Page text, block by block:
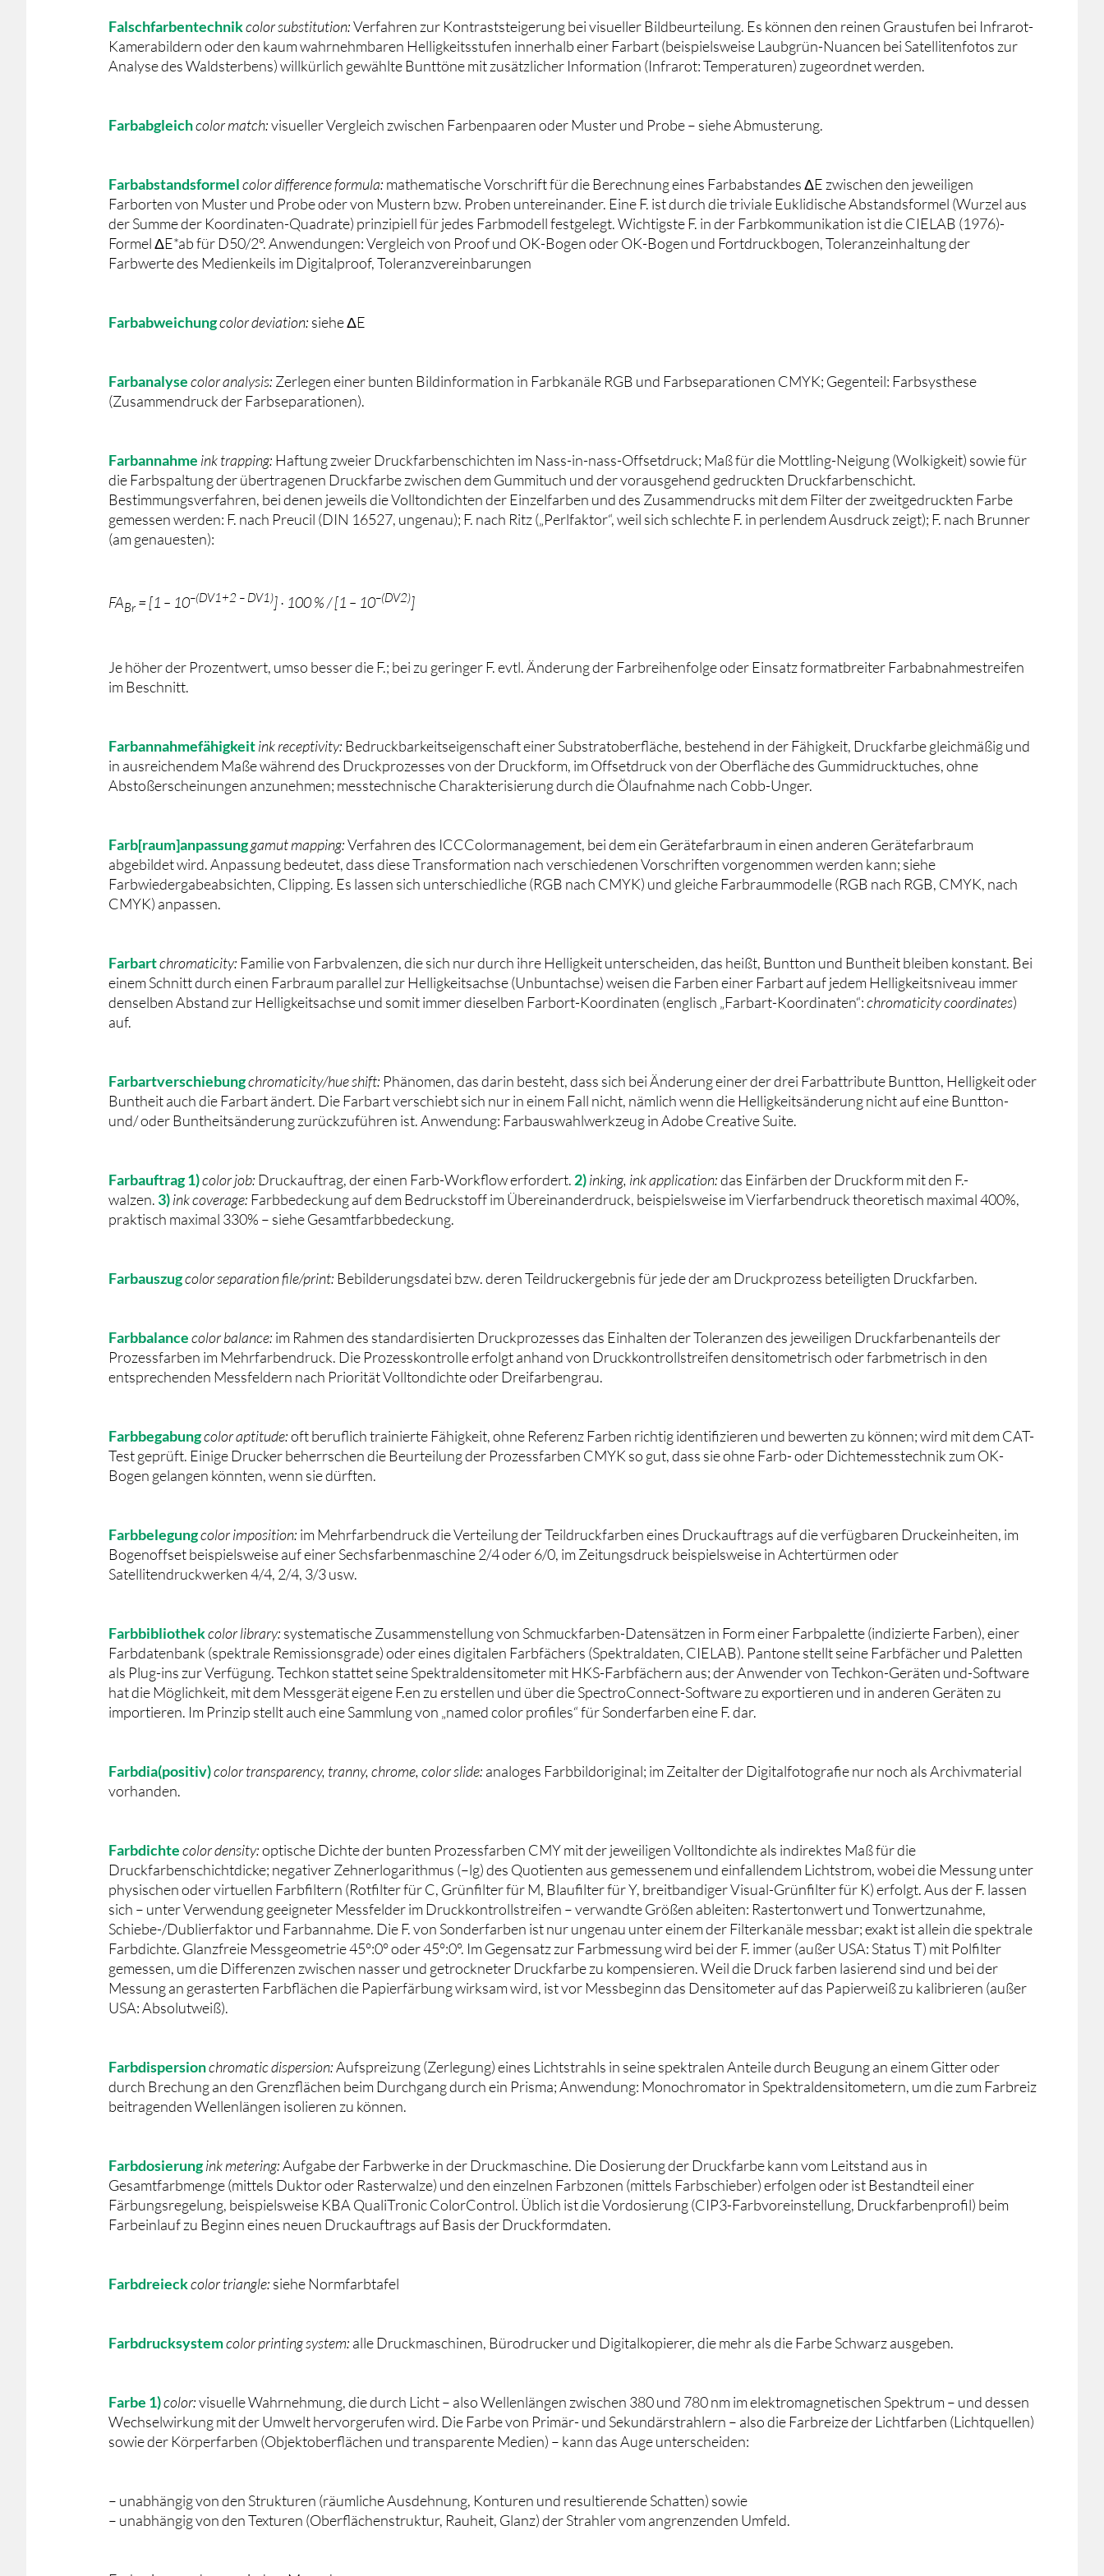
Falschfarbentechnikcolor substitution:Verfahren zur Kontraststeigerung bei visueller Bildbeurteilung. Es können den reinen Graustufen bei Infrarot-
Kamerabildern oder den kaum wahrnehmbaren Helligkeitsstufen innerhalb einer Farbart (beispielsweise Laubgrün-Nuancen bei Satellitenfotos zur
Analyse des Waldsterbens) willkürlich gewählte Bunttöne mit zusätzlicher Information (Infrarot: Temperaturen) zugeordnet werden.
Farbabgleichcolor match:visueller Vergleich zwischen Farbenpaaren oder Muster und Probe – siehe Abmusterung.
Farbabstandsformelcolor difference formula: mathematische Vorschrift für die Berechnung eines Farbabstandes ΔE zwischen den jeweiligen
Farborten von Muster und Probe oder von Mustern bzw. Proben untereinander. Eine F. ist durch die triviale Euklidische Abstandsformel (Wurzel aus
der Summe der Koordinaten-Quadrate) prinzipiell für jedes Farbmodell festgelegt. Wichtigste F. in der Farbkommunikation ist die CIELAB (1976)-
Formel ΔE*ab für D50/2°. Anwendungen: Vergleich von Proof und OK-Bogen oder OK-Bogen und Fortdruckbogen, Toleranzeinhaltung der
Farbwerte des Medienkeils im Digitalproof, Toleranzvereinbarungen
Farbabweichungcolor deviation: siehe ΔE
Farbanalysecolor analysis: Zerlegen einer bunten Bildinformation in Farbkanäle RGB und Farbseparationen CMYK; Gegenteil: Farbsysthese
(Zusammendruck der Farbseparationen).
Farbannahme ink trapping: Haftung zweier Druckfarbenschichten im Nass-in-nass-Offsetdruck; Maß für die Mottling-Neigung (Wolkigkeit) sowie für
die Farbspaltung der übertragenen Druckfarbe zwischen dem Gummituch und der vorausgehend gedruckten Druckfarbenschicht.
Bestimmungsverfahren, bei denen jeweils die Volltondichten der Einzelfarben und des Zusammendrucks mit dem Filter der zweitgedruckten Farbe
gemessen werden: F. nach Preucil (DIN 16527, ungenau); F. nach Ritz („Perlfaktor“, weil sich schlechte F. in perlendem Ausdruck zeigt); F. nach Brunner
(am genauesten):
FABr= [1 – 10–(DV1+2 – DV1)] · 100 % / [1 – 10–(DV2)]
Je höher der Prozentwert, umso besser die F.; bei zu geringer F. evtl. Änderung der Farbreihenfolge oder Einsatz formatbreiter Farbabnahmestreifen
im Beschnitt.
Farbannahmefähigkeitink receptivity: Bedruckbarkeitseigenschaft einer Substratoberfläche, bestehend in der Fähigkeit, Druckfarbe gleichmäßig und
in ausreichendem Maße während des Druckprozesses von der Druckform, im Offsetdruck von der Oberfläche des Gummidrucktuches, ohne
Abstoßerscheinungen anzunehmen; messtechnische Charakterisierung durch die Ölaufnahme nach Cobb-Unger.
Farb[raum]anpassunggamut mapping:Verfahren des ICCColormanagement, bei dem ein Gerätefarbraum in einen anderen Gerätefarbraum
abgebildet wird. Anpassung bedeutet, dass diese Transformation nach verschiedenen Vorschriften vorgenommen werden kann; siehe
Farbwiedergabeabsichten, Clipping. Es lassen sich unterschiedliche (RGB nach CMYK) und gleiche Farbraummodelle (RGB nach RGB, CMYK, nach
CMYK) anpassen.
Farbartchromaticity: Familie von Farbvalenzen, die sich nur durch ihre Helligkeit unterscheiden, das heißt, Buntton und Buntheit bleiben konstant. Bei
einem Schnitt durch einen Farbraum parallel zur Helligkeitsachse (Unbuntachse) weisen die Farben einer Farbart auf jedem Helligkeitsniveau immer
denselben Abstand zur Helligkeitsachse und somit immer dieselben Farbort-Koordinaten (englisch „Farbart-Koordinaten“:chromaticity coordinates)
auf.
Farbartverschiebungchromaticity/hue shift: Phänomen, das darin besteht, dass sich bei Änderung einer der drei Farbattribute Buntton, Helligkeit oder
Buntheit auch die Farbart ändert. Die Farbart verschiebt sich nur in einem Fall nicht, nämlich wenn die Helligkeitsänderung nicht auf eine Buntton-
und/ oder Buntheitsänderung zurückzuführen ist. Anwendung: Farbauswahlwerkzeug in Adobe Creative Suite.
Farbauftrag1)color job: Druckauftrag, der einen Farb-Workflow erfordert. 2)inking, ink application:das Einfärben der Druckform mit den F.-
walzen. 3)ink coverage: Farbbedeckung auf dem Bedruckstoff im Übereinanderdruck, beispielsweise im Vierfarbendruck theoretisch maximal 400%,
praktisch maximal 330% – siehe Gesamtfarbbedeckung.
Farbauszugcolor separation file/print: Bebilderungsdatei bzw. deren Teildruckergebnis für jede der am Druckprozess beteiligten Druckfarben.
Farbbalancecolor balance: im Rahmen des standardisierten Druckprozesses das Einhalten der Toleranzen des jeweiligen Druckfarbenanteils der
Prozessfarben im Mehrfarbendruck. Die Prozesskontrolle erfolgt anhand von Druckkontrollstreifen densitometrisch oder farbmetrisch in den
entsprechenden Messfeldern nach Priorität Volltondichte oder Dreifarbengrau.
Farbbegabungcolor aptitude:oft beruflich trainierte Fähigkeit, ohne Referenz Farben richtig identifizieren und bewerten zu können; wird mit dem CAT-
Test geprüft. Einige Drucker beherrschen die Beurteilung der Prozessfarben CMYK so gut, dass sie ohne Farb- oder Dichtemesstechnik zum OK-
Bogen gelangen könnten, wenn sie dürften.
Farbbelegungcolor imposition: im Mehrfarbendruck die Verteilung der Teildruckfarben eines Druckauftrags auf die verfügbaren Druckeinheiten, im
Bogenoffset beispielsweise auf einer Sechsfarbenmaschine 2/4 oder 6/0, im Zeitungsdruck beispielsweise in Achtertürmen oder
Satellitendruckwerken 4/4, 2/4, 3/3 usw.
Farbbibliothekcolor library: systematische Zusammenstellung von Schmuckfarben-Datensätzen in Form einer Farbpalette (indizierte Farben), einer
Farbdatenbank (spektrale Remissionsgrade) oder eines digitalen Farbfächers (Spektraldaten, CIELAB). Pantone stellt seine Farbfächer und Paletten
als Plug-ins zur Verfügung. Techkon stattet seine Spektraldensitometer mit HKS-Farbfächern aus; der Anwender von Techkon-Geräten und-Software
hat die Möglichkeit, mit dem Messgerät eigene F.en zu erstellen und über die SpectroConnect-Software zu exportieren und in anderen Geräten zu
importieren. Im Prinzip stellt auch eine Sammlung von „named color profiles“ für Sonderfarben eine F. dar.
Farbdia(positiv)color transparency, tranny, chrome, color slide: analoges Farbbildoriginal; im Zeitalter der Digitalfotografie nur noch als Archivmaterial
vorhanden.
Farbdichtecolor density:optische Dichte der bunten Prozessfarben CMY mit der jeweiligen Volltondichte als indirektes Maß für die
Druckfarbenschichtdicke; negativer Zehnerlogarithmus (–lg) des Quotienten aus gemessenem und einfallendem Lichtstrom, wobei die Messung unter
physischen oder virtuellen Farbfiltern (Rotfilter für C, Grünfilter für M, Blaufilter für Y, breitbandiger Visual-Grünfilter für K) erfolgt. Aus der F. lassen
sich – unter Verwendung geeigneter Messfelder im Druckkontrollstreifen – verwandte Größen ableiten: Rastertonwert und Tonwertzunahme,
Schiebe-/Dublierfaktor und Farbannahme. Die F. von Sonderfarben ist nur ungenau unter einem der Filterkanäle messbar; exakt ist allein die spektrale
Farbdichte. Glanzfreie Messgeometrie 45°:0° oder 45°:0°. Im Gegensatz zur Farbmessung wird bei der F. immer (außer USA: Status T) mit Polfilter
gemessen, um die Differenzen zwischen nasser und getrockneter Druckfarbe zu kompensieren. Weil die Druck farben lasierend sind und bei der
Messung an gerasterten Farbflächen die Papierfärbung wirksam wird, ist vor Messbeginn das Densitometer auf das Papierweiß zu kalibrieren (außer
USA: Absolutweiß).
Farbdispersionchromatic dispersion:Aufspreizung (Zerlegung) eines Lichtstrahls in seine spektralen Anteile durch Beugung an einem Gitter oder
durch Brechung an den Grenzflächen beim Durchgang durch ein Prisma; Anwendung: Monochromator in Spektraldensitometern, um die zum Farbreiz
beitragenden Wellenlängen isolieren zu können.
Farbdosierungink metering:Aufgabe der Farbwerke in der Druckmaschine. Die Dosierung der Druckfarbe kann vom Leitstand aus in
Gesamtfarbmenge (mittels Duktor oder Rasterwalze) und den einzelnen Farbzonen (mittels Farbschieber) erfolgen oder ist Bestandteil einer
Färbungsregelung, beispielsweise KBA QualiTronic ColorControl. Üblich ist die Vordosierung (CIP3-Farbvoreinstellung, Druckfarbenprofil) beim
Farbeinlauf zu Beginn eines neuen Druckauftrags auf Basis der Druckformdaten.
Farbdreieckcolor triangle: siehe Normfarbtafel
Farbdrucksystemcolor printing system: alle Druckmaschinen, Bürodrucker und Digitalkopierer, die mehr als die Farbe Schwarz ausgeben.
Farbe 1)color:visuelle Wahrnehmung, die durch Licht – also Wellenlängen zwischen 380 und 780 nm im elektromagnetischen Spektrum – und dessen
Wechselwirkung mit der Umwelt hervorgerufen wird. Die Farbe von Primär- und Sekundärstrahlern – also die Farbreize der Lichtfarben (Lichtquellen)
sowie der Körperfarben (Objektoberflächen und transparente Medien) – kann das Auge unterscheiden:
– unabhängig von den Strukturen (räumliche Ausdehnung, Konturen und resultierende Schatten) sowie
– unabhängig von den Texturen (Oberflächenstruktur, Rauheit, Glanz) der Strahler vom angrenzenden Umfeld.